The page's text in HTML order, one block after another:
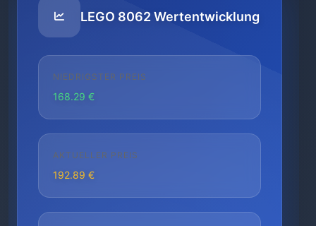
LEGO 8062 Wertentwicklung
NIEDRIGSTER PREIS
168.29 €
AKTUELLER PREIS
192.89 €